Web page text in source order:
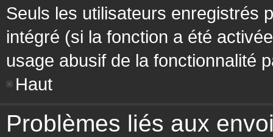
Seuls les utilisateurs enregistrés
intégré (si la fonction a été
usage abusif de la fonctionnalité
Haut
Problèmes liés aux